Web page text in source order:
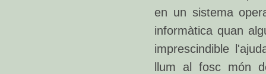
en un sistema
informàtica quan
imprescindible
llum al fosc món